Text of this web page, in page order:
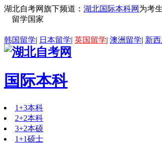
湖北自考网旗下频道： 湖北国际本科网 为考
留学国家
韩国留学| 日本留学| 英国留学| 澳洲留学| 新
国际本科
1+3本科
2+2本科
3+2本硕
1+1硕士